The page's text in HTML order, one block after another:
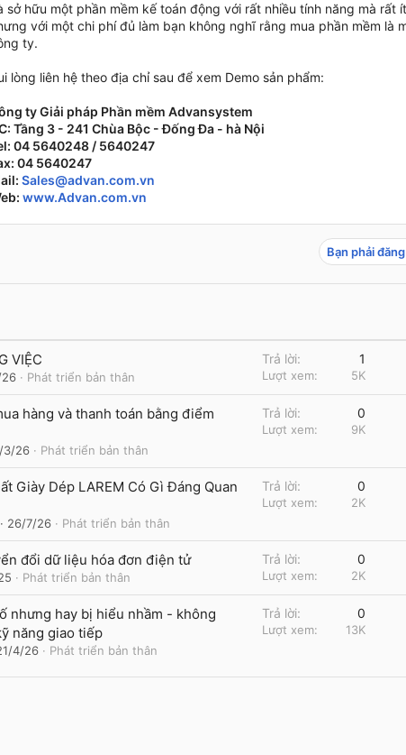
sở hữu một phần mềm kế toán động với rất nhiều tính năng mà rất
với một chi phí đủ làm bạn không nghĩ rằng mua phần mềm là
ty.
lòng liên hệ theo địa chỉ sau để xem Demo sản phẩm:
ty Giải pháp Phần mềm Advansystem
Tầng 3 - 241 Chùa Bộc - Đống Đa - hà Nội
04 5640248 / 5640247
04 5640247
Sales@advan.com.vn
www.Advan.com.vn
Bạn phải
VIỆC
26 Phát triển bản thân
Trả lời 1
Lượt xem 5K
hàng và thanh toán bằng điểm
3/26 Phát triển bản thân
Trả lời 0
Lượt xem 9K
Giày Dép LAREM Có Gì Đáng Quan
26/7/26 Phát triển bản thân
Trả lời 0
Lượt xem 2K
đổi dữ liệu hóa đơn điện tử
Phát triển bản thân
Trả lời 0
Lượt xem 2K
nhưng hay bị hiểu nhầm - không
năng giao tiếp
4/26 Phát triển bản thân
Trả lời 0
Lượt xem 13K